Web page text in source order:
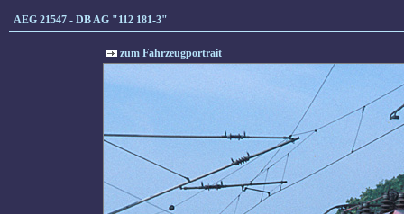
AEG 21547 - DB AG "112 181-3"
zum Fahrzeugportrait